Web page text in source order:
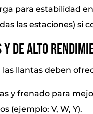
para estabilidad
las estaciones) si
de alto
llantas deben
y frenado para
(ejemplo: V, W, Y).